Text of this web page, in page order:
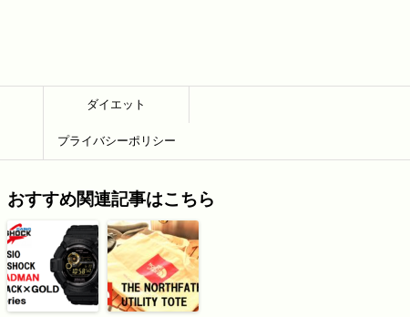
ダイエット
プライバシーポリシー
おすすめ関連記事はこちら